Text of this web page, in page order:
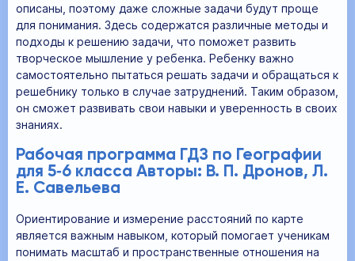
описаны, поэтому даже сложные задачи будут проще
для понимания. Здесь содержатся различные методы и
подходы к решению задачи, что поможет развить
творческое мышление у ребенка. Ребенку важно
самостоятельно пытаться решать задачи и обращаться к
решебнику только в случае затруднений. Таким образом,
он сможет развивать свои навыки и уверенность в своих
знаниях.
Рабочая программа ГДЗ по Географии
для 5‐6 класса Авторы: В. П. Дронов, Л.
Е. Савельева
Ориентирование и измерение расстояний по карте
является важным навыком, который помогает ученикам
понимать масштаб и пространственные отношения на